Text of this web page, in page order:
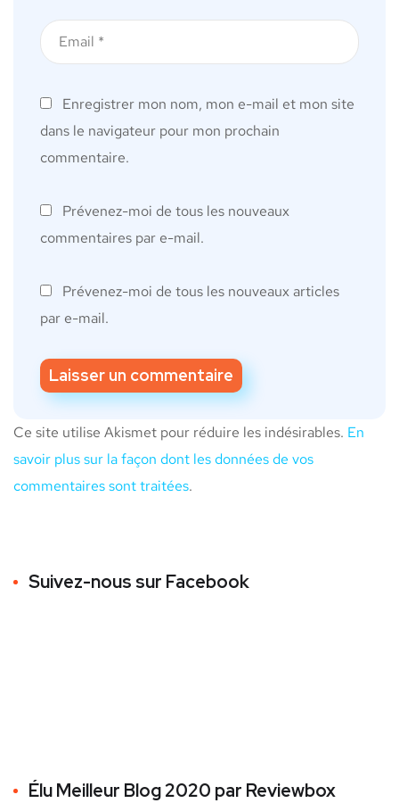
Enregistrer mon nom, mon e-mail et mon site
dans le navigateur pour mon prochain
commentaire.
Prévenez-moi de tous les nouveaux
commentaires par e-mail.
Prévenez-moi de tous les nouveaux articles
par e-mail.
Ce site utilise Akismet pour réduire les indésirables. En
savoir plus sur la façon dont les données de vos
commentaires sont traitées.
Suivez-nous sur Facebook
Élu Meilleur Blog 2020 par Reviewbox